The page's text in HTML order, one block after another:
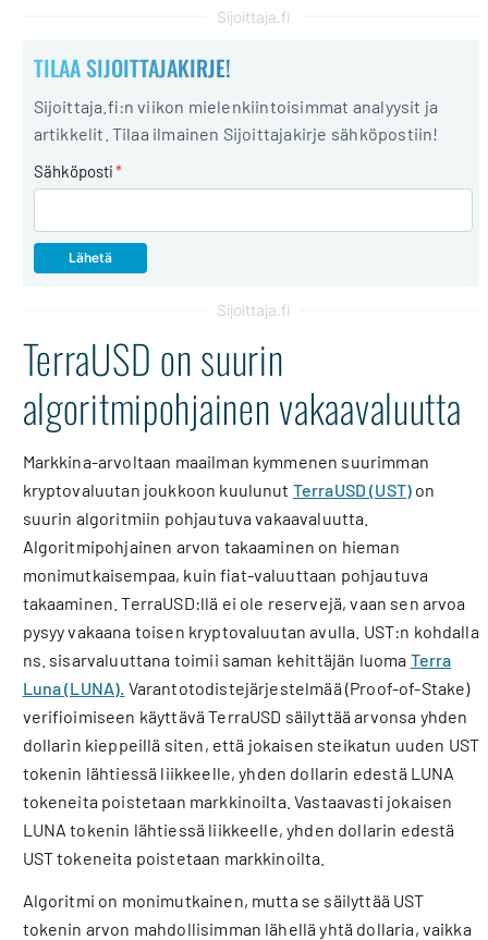
Sijoittaja.fi
TILAA SIJOITTAJAKIRJE!
Sijoittaja.fi:n viikon mielenkiintoisimmat analyysit ja
artikkelit. Tilaa ilmainen Sijoittajakirje sähköpostiin!
Sähköposti*
Sijoittaja.fi
TerraUSD on suurin
algoritmipohjainen vakaavaluutta
Markkina-arvoltaan maailman kymmenen suurimman
kryptovaluutan joukkoon kuulunut TerraUSD (UST) on
suurin algoritmiin pohjautuva vakaavaluutta.
Algoritmipohjainen arvon takaaminen on hieman
monimutkaisempaa, kuin fiat-valuuttaan pohjautuva
takaaminen. TerraUSD:llä ei ole reservejä, vaan sen arvoa
pysyy vakaana toisen kryptovaluutan avulla. UST:n kohdalla
ns. sisarvaluuttana toimii saman kehittäjän luoma Terra
Luna (LUNA). Varantotodistejärjestelmää (Proof-of-Stake)
verifioimiseen käyttävä TerraUSD säilyttää arvonsa yhden
dollarin kieppeillä siten, että jokaisen steikatun uuden UST
tokenin lähtiessä liikkeelle, yhden dollarin edestä LUNA
tokeneita poistetaan markkinoilta. Vastaavasti jokaisen
LUNA tokenin lähtiessä liikkeelle, yhden dollarin edestä
UST tokeneita poistetaan markkinoilta.
Algoritmi on monimutkainen, mutta se säilyttää UST
tokenin arvon mahdollisimman lähellä yhtä dollaria, vaikka